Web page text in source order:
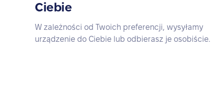
Ciebie
W zależności od Twoich preferencji, wysyłamy
urządzenie do Ciebie lub odbierasz je osobiście.